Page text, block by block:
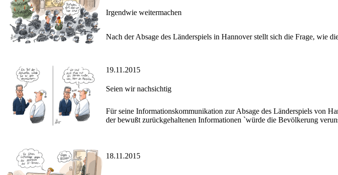
Irgendwie weitermachen
Nach der Absage des Länderspiels in Hannover stellt sich die Frage, wie
19.11.2015
Seien wir nachsichtig
Für seine Informationskommunikation zur Absage des Länderspiels von
der bewußt zurückgehaltenen Informationen `würde die Bevölkerung
18.11.2015